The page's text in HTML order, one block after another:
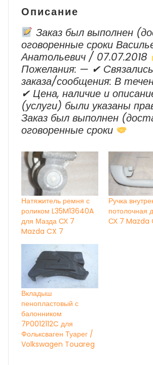
2014
Описание
Заказ был выполнен
оговоренные сроки
Анатольевич / 07.07.2018
Пожелания: — ✔
заказа/сообщения: В
✔ Цена, наличие и
(услуги) были указаны
Заказ был выполнен
оговоренные сроки
Натяжитель ремня с
роликом L35M13640A
для Мазда СХ 7
Mazda CX 7
Ручка
потолочная
СХ 7 Mazda
Вкладыш
пенопластовый с
балонником
7P0012112C для
Фольксваген Туарег /
Volkswagen Touareg